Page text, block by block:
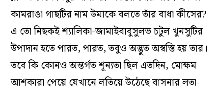
কামরাঙা গাছটির নাম উমাকে বলতে তাঁর বাধা কীসের?
এ তো নিছকই শ্যালিকা-জামাইবাবুসুলভ চটুল খুনসুটির
উপাদান হতে পারত, পারত, তবুও অদ্ভুত অস্বস্তি হয় তার।
তবে কি কোনও অন্তর্গত শূন্যতা ছিল এতদিন, মোক্ষম
আশকারা পেয়ে যেখানে লতিয়ে উঠেছে বাসনার লতা-